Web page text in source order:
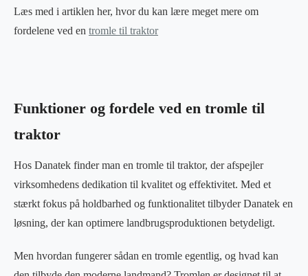
Læs med i artiklen her, hvor du kan lære meget mere om
fordelene ved en tromle til traktor
Funktioner og fordele ved en tromle til
traktor
Hos Danatek finder man en tromle til traktor, der afspejler
virksomhedens dedikation til kvalitet og effektivitet. Med et
stærkt fokus på holdbarhed og funktionalitet tilbyder Danatek en
løsning, der kan optimere landbrugsproduktionen betydeligt.
Men hvordan fungerer sådan en tromle egentlig, og hvad kan